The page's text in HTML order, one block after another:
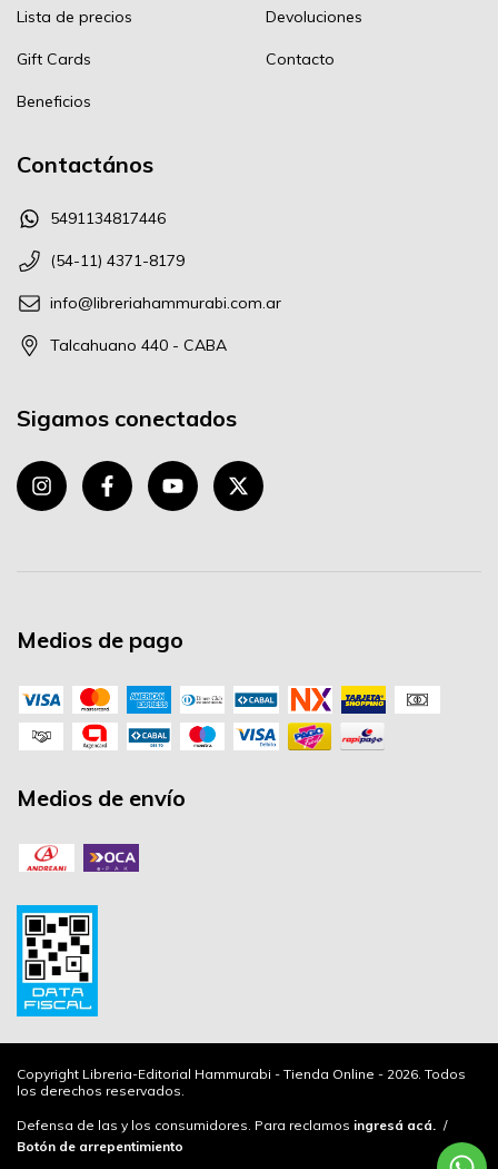
Lista de precios
Gift Cards
Beneficios
Devoluciones
Contacto
Contactános
5491134817446
(54-11) 4371-8179
info@libreriahammurabi.com.ar
Talcahuano 440 - CABA
Sigamos conectados
Medios de pago
Medios de envío
Copyright Libreria-Editorial Hammurabi - Tienda Online - 2026. Todos
los derechos reservados.
Defensa de las y los consumidores. Para reclamos ingresá acá. /
Botón de arrepentimiento